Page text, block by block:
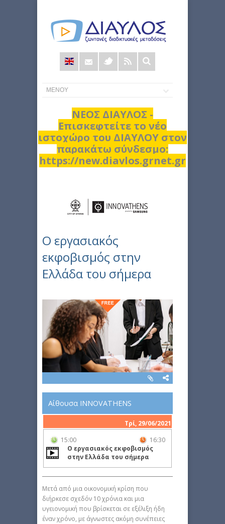
Φόρμα
αναζήτησης
ΝΕΟΣ ΔΙΑΥΛΟΣ -
Επισκεφτείτε το νέο
ιστοχώρο του ΔΙΑΥΛΟΥ στον
παρακάτω σύνδεσμο:
https://new.diavlos.grnet.gr
Ο εργασιακός
εκφοβισμός στην
Ελλάδα του σήμερα
Αίθουσα INNOVATHENS
Τρί, 29/06/2021
15:00
16:30
Ο εργασιακός εκφοβισμός
στην Ελλάδα του σήμερα
Μετά από μια οικονομική κρίση που
διήρκεσε σχεδόν 10 χρόνια και μια
υγειονομική που βρίσκεται σε εξέλιξη ήδη
έναν χρόνο, με άγνωστες ακόμη συνέπειες